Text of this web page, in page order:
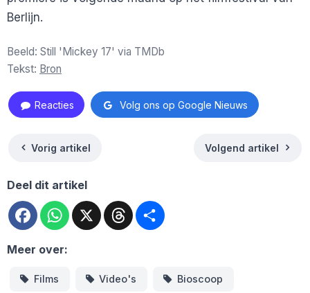
Berlijn.
Beeld: Still 'Mickey 17' via TMDb
Tekst: Bron
Reacties Volg ons op Google Nieuws
Vorig artikel Volgend artikel
Deel dit artikel
FacebookWhatsApp
X Threads
Meer over:
Films Video's Bioscoop